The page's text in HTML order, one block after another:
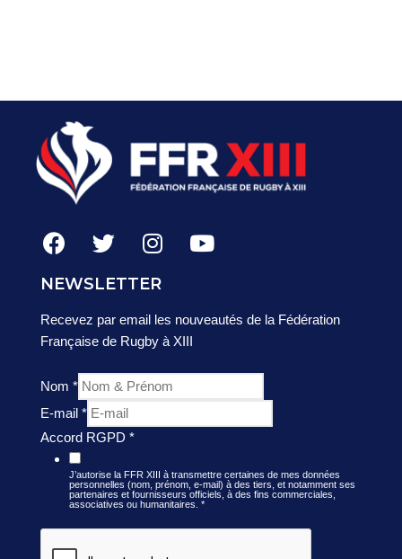
NEWSLETTER
Recevez par email les nouveautés de la Fédération
Française de Rugby à XIII
Nom *
E-mail *
Accord RGPD *
J’autorise la FFR XIII à transmettre certaines de mes données
personnelles (nom, prénom, e-mail) à des tiers, et notamment ses
partenaires et fournisseurs officiels, à des fins commerciales,
associatives ou humanitaires. *